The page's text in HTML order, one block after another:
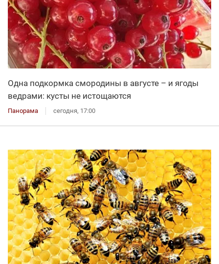
Одна подкормка смородины в августе – и ягоды
ведрами: кусты не истощаются
Панорама сегодня, 17:00